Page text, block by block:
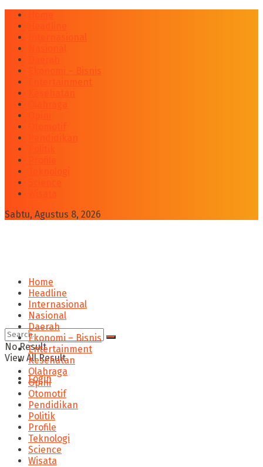
Internasional
Ekonomi – Bisnis
Entertainment
Sabtu, Agustus 8, 2026
No Result
View All Result
Login
Home
Headline
Internasional
Nasional
Daerah
Ekonomi – Bisnis
Entertainment
Kesehatan
Olahraga
Opini
Otomotif
Pendidikan
Politik
Profile
Teknologi
Science
Wisata